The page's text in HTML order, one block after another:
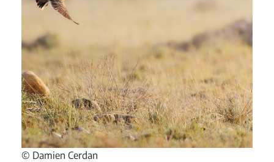
© Damien Cerdan